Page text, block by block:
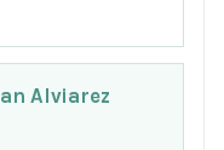
Alviarez